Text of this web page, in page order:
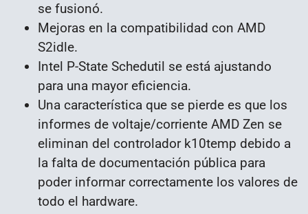
se fusionó.
Mejoras en la compatibilidad con AMD
S2idle.
Intel P-State Schedutil se está ajustando
para una mayor eficiencia.
Una característica que se pierde es que los
informes de voltaje/corriente AMD Zen se
eliminan del controlador k10temp debido a
la falta de documentación pública para
poder informar correctamente los valores de
todo el hardware.